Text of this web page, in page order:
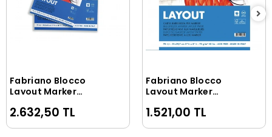
Sepete Ekle
Fabriano Blocco
Layout Marker
gr. A3 70 yaprak
2.632,50 TL
Sepete Ekle
Fabriano Blocco
Layout Marker
gr. A4 70 yaprak
1.521,00 TL